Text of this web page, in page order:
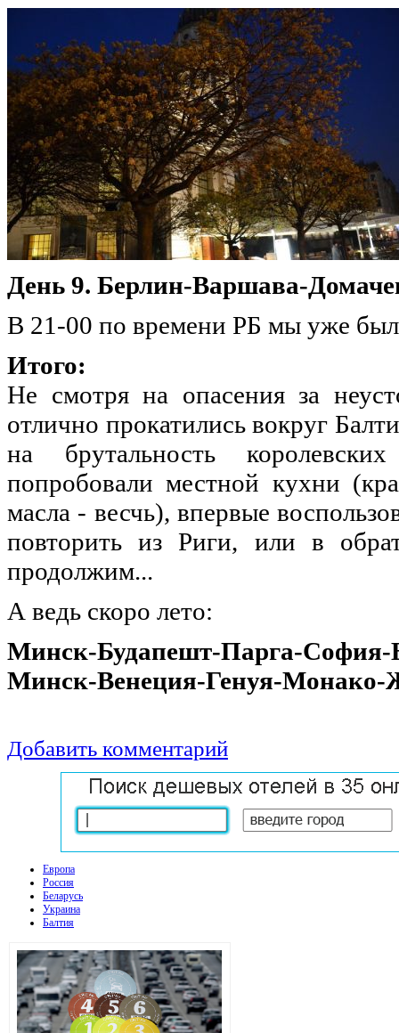
День 9. Берлин-Варшава-
В 21-00 по времени РБ мы уже
Итого:
Не смотря на опасения за
отлично прокатились вокруг
на брутальность
попробовали местной кухни
масла - весчь), впервые
повторить из Риги, или в
продолжим...
А ведь скоро лето:
Минск-Будапешт-Парга-София-
Минск-Венеция-Генуя-
Добавить комментарий
Европа
Россия
Беларусь
Украина
Балтия